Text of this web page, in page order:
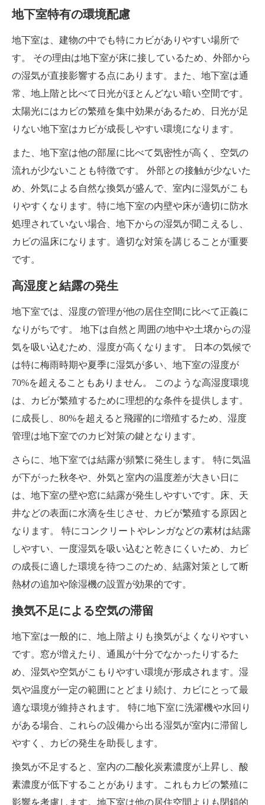
地下室特有の環境配慮
地下室は、建物の中でも特にカビがありやすい場所で
す。 その理由は地下室が床に接しているため、外部から
の湿気が直接影響する点にあります。また、地下室は通
常、地上階と比べて日光がほとんどない暗い空間です。
太陽光にはカビの繁殖を集中効果があるため、日光が足
りない地下室はカビが成長しやすい環境になります。
また、地下室は他の部屋に比べて気密性が高く、空気の
流れが少ないことも特徴です。 外部との接触が少ないた
め、外気による自然な換気が盛んで、室内に湿気がこも
りやすくなります。特に地下室の内壁や床が適切に防水
処理されていない場合、地下からの湿気が聞こえるし、
カビの温床になります。適切な対策を講じることが重要
です。
高湿度と結露の発生
地下室では、湿度の管理が他の居住空間に比べて正義に
なりがちです。 地下は自然と周囲の地中や土壌からの湿
気を吸い込むため、湿度が高くなります。 日本の気候で
は特に梅雨時期や夏季に湿気が多い、地下室の湿度が
70%を超えることもありません。 このような高湿度環境
は、カビが繁殖するために理想的な条件を提供します。
に成長し、80%を超えると飛躍的に増殖するため、湿度
管理は地下室でのカビ対策の鍵となります。
さらに、地下室では結露が頻繁に発生します。 特に気温
が下がった秋冬や、外気と室内の温度差が大きい日に
は、地下室の壁や窓に結露が発生しやすいです。床、天
井などの表面に水滴を生じさせ、カビが繁殖する原因と
なります。 特にコンクリートやレンガなどの素材は結露
しやすい、一度湿気を吸い込むと乾きにくいため、カビ
の成長に適した環境を待つこのため、結露対策として断
熱材の追加や除湿機の設置が効果的です。
換気不足による空気の滞留
地下室は一般的に、地上階よりも換気がよくなりやすい
です。窓が増えたり、通風が十分でなかったりするた
め、湿気や空気がこもりやすい環境が形成されます。湿
気や温度が一定の範囲にとどまり続け、カビにとって最
適な環境が維持されます。 特に地下室に洗濯機や水回り
がある場合、これらの設備から出る湿気が室内に滞留し
やすく、カビの発生を助長します。
換気が不足すると、室内の二酸化炭素濃度が上昇し、酸
素濃度が低下することがあります。これもカビの繁殖に
影響を考慮します。地下室は他の居住空間よりも閉鎖的